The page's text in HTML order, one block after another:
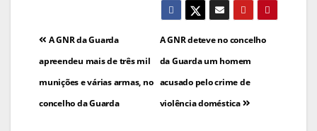
Navegação
de
artigos
A GNR deteve no concelho
da Guarda um homem
acusado pelo crime de
violência doméstica
A GNR da Guarda
apreendeu mais de três mil
munições e várias armas, no
concelho da Guarda